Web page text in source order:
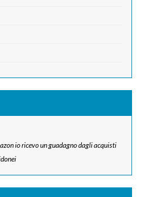
io ricevo un guadagno dagli acquisti